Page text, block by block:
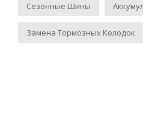
Сезонные Шины
Замена Тормозных Колодок